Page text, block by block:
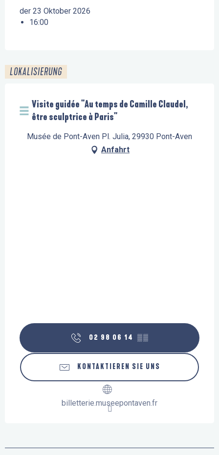
der 23 Oktober 2026
16:00
LOKALISIERUNG
Visite guidée "Au temps de Camille Claudel,
être sculptrice à Paris"
Musée de Pont-Aven Pl. Julia, 29930 Pont-Aven
Anfahrt
02 98 06 14 ▒▒
KONTAKTIEREN SIE UNS
billetterie.museepontaven.fr